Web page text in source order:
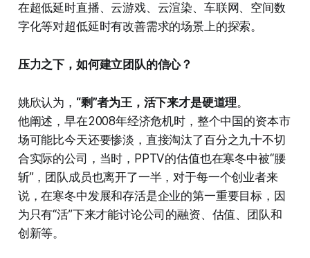
在超低延时直播、云游戏、云渲染、车联网、空间数
字化等对超低延时有改善需求的场景上的探索。
压力之下，如何建立团队的信心？
姚欣认为， “剩”者为王，活下来才是硬道理。
他阐述，早在2008年经济危机时，整个中国的资本市
场可能比今天还要惨淡，直接淘汰了百分之九十不切
合实际的公司，当时，PPTV的估值也在寒冬中被“腰
斩”，团队成员也离开了一半，对于每一个创业者来
说，在寒冬中发展和存活是企业的第一重要目标，因
为只有“活”下来才能讨论公司的融资、估值、团队和
创新等。